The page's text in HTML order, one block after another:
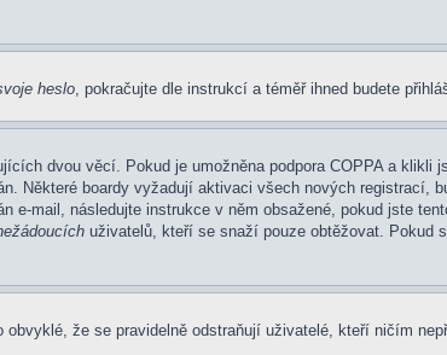
heslo, pokračujte dle instrukcí a téměř ihned budete
dvou věcí. Pokud je umožněna podpora COPPA a klikli
Některé boardy vyžadují aktivaci všech nových registrací,
mail, následujte instrukce v něm obsažené, pokud jste
uživatelů, kteří se snaží pouze obtěžovat. Pokud
že se pravidelně odstraňují uživatelé, kteří ničím